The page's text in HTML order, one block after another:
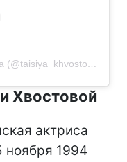
Допис, поширений Таїсія Хвостова (@taisiya_khvostova)
Хвостовой
актриса
ноября 1994